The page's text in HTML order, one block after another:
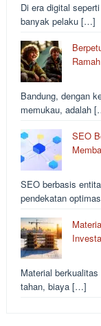
Di era digital
banyak pelaku […]
Bandung, dengan
memukau, adalah
SEO
SEO berbasis
pendekatan
Material
tahan, biaya […]